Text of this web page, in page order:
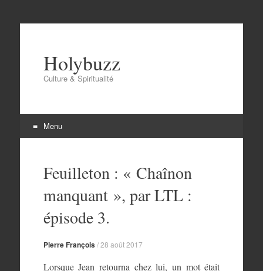
Holybuzz
Culture & Spiritualité
Menu
contenuFeuilleton : « Chaînon
manquant », par LTL :
épisode 3.
Pierre François/28 août 2017
Lorsque Jean retourna chez lui, un mot était